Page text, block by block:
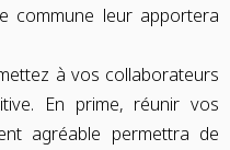
commune leur apportera
à vos collaborateurs
En prime, réunir vos
agréable permettra de